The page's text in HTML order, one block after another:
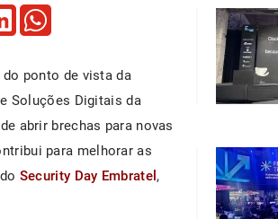
do ponto de vista da
Soluções Digitais da
abrir brechas para novas
para melhorar as
Security Day Embratel ,